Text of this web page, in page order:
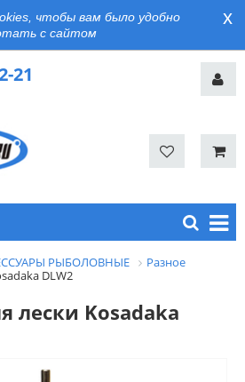
чтобы вам было удобно
с сайтом
x
21
РЫБОЛОВНЫЕ
Разное
DLW2
лески Kosadaka